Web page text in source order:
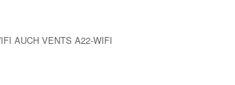
AUCH VENTS A22-WIFI